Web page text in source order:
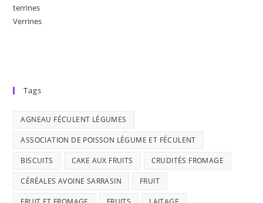
terrines
Verrines
Tags
AGNEAU FÉCULENT LÉGUMES
ASSOCIATION DE POISSON LÉGUME ET FÉCULENT
BISCUITS CAKE AUX FRUITS CRUDITÉS FROMAGE
CÉRÉALES AVOINE SARRASIN FRUIT